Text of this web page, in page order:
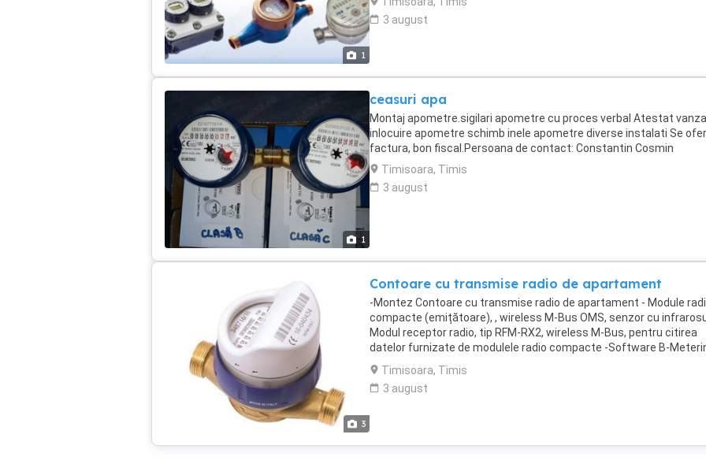
apometru. Factura bon fiscal TEL 0741975377 Sigilari verificari
montaj apometre (contoare apa ) Timisoara️️️️️️--️️️️️️-☎️☎️☎️
1
sanitare: montaj inlocuire chiuveta, vana, wc, rezervor wc, bideu
inlocuire mobilier sanitar montaj masina de spalat montaj aragaze
3 august
1
ceasuri apa
Montaj apometre.sigilari apometre cu proces verbal Atestat
inlocuire apometre schimb inele apometre diverse instalati Se
factura, bon fiscal.Persoana de contact: Constantin Cosmin
Timisoara, Timis
3 august
3
Contoare cu transmise radio de apartament
-Montez Contoare cu transmise radio de apartament - Module
compacte (emițătoare), , wireless M-Bus OMS, senzor cu
Modul receptor radio, tip RFM-RX2, wireless M-Bus, pentru citirea
datelor furnizate de modulele radio compacte -Software B-
compatibil cu modulul receptor radio RFM-RX2
Timisoara, Timis
3 august